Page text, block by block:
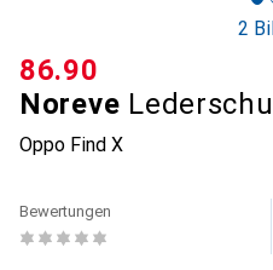
2
Noreve
Oppo Find X
CHF
86.90
Bewertungen